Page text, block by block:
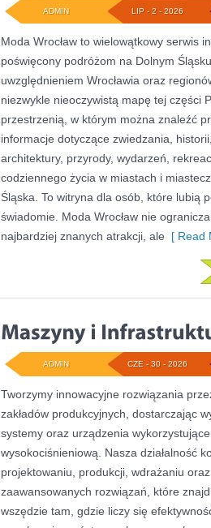
LIP - 2 - 2026
ADMIN
Moda Wrocław to wielowątkowy serwis
poświęcony podróżom na Dolnym
uwzględnieniem Wrocławia oraz
niezwykle nieoczywistą mapę tej części
przestrzenią, w którym można znaleźć
informacje dotyczące zwiedzania,
architektury, przyrody, wydarzeń,
codziennego życia w miastach i
Śląska. To witryna dla osób, które lubią
świadomie. Moda Wrocław nie
najbardziej znanych atrakcji, ale [ Read
CZE - 30 - 2026
ADMIN
Tworzymy innowacyjne rozwiązania
zakładów produkcyjnych, dostarczając
systemy oraz urządzenia
wysokociśnieniową. Nasza działalność
projektowaniu, produkcji, wdrażaniu
zaawansowanych rozwiązań, które
wszędzie tam, gdzie liczy się